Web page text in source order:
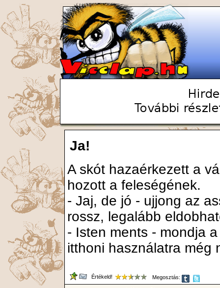
Ja!
A skót hazaérkezett a
hozott a feleségének.
- Jaj, de jó - ujjong az
rossz, legalább
- Isten ments - mondja
itthoni használatra még
Értékeld! Megosztás: